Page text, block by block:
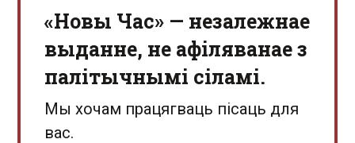
«Новы Час» — незалежнае
выданне, не афіляванае з
палітычнымі сіламі.
Мы хочам працягваць пісаць для
вас.